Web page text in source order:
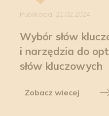
Publikacja: 21.02.2024
Wybór słów
i narzędzia do
słów kluczowych
Zobacz wiecej